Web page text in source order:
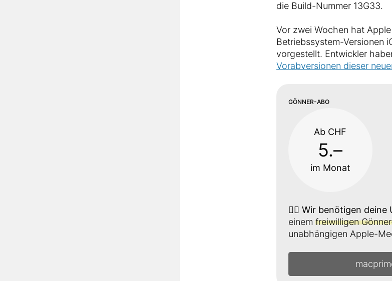
die Build-Nummer 13G33.
Vor zwei Wochen hat
Betriebssystem-Versionen
vorgestellt. Entwickler
Vorabversionen dieser
GÖNNER-ABO
Ab CHF
5.–
im Monat
👉🏼 Wir benötigen deine
einem freiwilligen
unabhängigen Apple-